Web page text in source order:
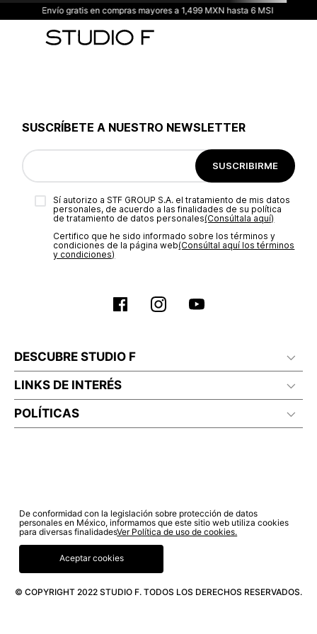
Envío gratis en compras mayores a 1,499 MXN hasta 6 MSI
SUSCRÍBETE A NUESTRO NEWSLETTER
SUSCRIBIRME
Sí autorizo a STF GROUP S.A. el tratamiento de mis datos
personales, de acuerdo a las finalidades de su política
de tratamiento de datos personales‎(Consúltala aquí)
Certifico que he sido informado sobre los términos y
condiciones de la página web‎(Consúltal aquí los términos
y condiciones)
DESCUBRE STUDIO F
LINKS DE INTERÉS
POLÍTICAS
© COPYRIGHT 2022 STUDIO F. TODOS LOS DERECHOS RESERVADOS.
De conformidad con la legislación sobre protección de datos
personales en México, informamos que este sitio web utiliza cookies
para diversas finalidadesVer Política de uso de cookies.
Aceptar cookies